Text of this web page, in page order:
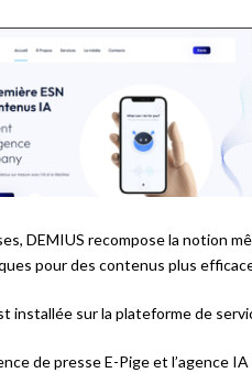
DEMIUS recompose la notion
pour des contenus plus
installée sur la plateforme de
de presse E-Pige et l’agence